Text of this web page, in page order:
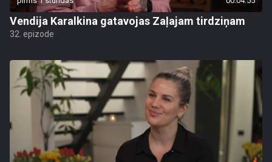
Vendija Karalkina gatavojas Zaļajam tirdziņam
32. epizode